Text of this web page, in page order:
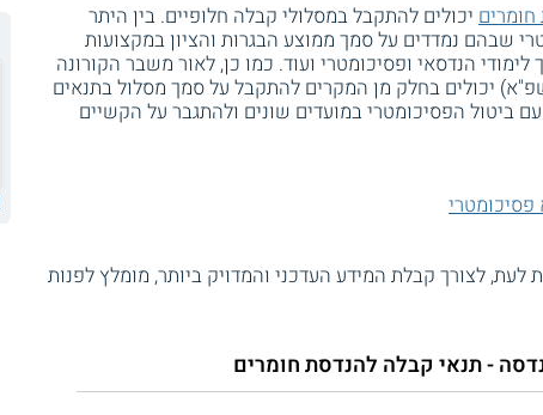
חומרים יכולים להתקבל במסלולי קבלה חלופיים. בין היתר
שבהם נמדדים על סמך ממוצע הבגרות והציון במקצועות
הנדסאי ופסיכומטרי ועוד. כמו כן, לאור משבר הקורונה
לשנת הלימודים 2020- 2021 (תשפ"א) יכולים בחלק מן המקרים להתקבל על סמך מסלול בתנאים
ביטול הפסיכומטרי במועדים שונים ולהתגבר על הקשיים
פסיכומטרי
לצורך קבלת המידע העדכני והמדויק ביותר, מומלץ לפנות
- תנאי קבלה להנדסת חומרים